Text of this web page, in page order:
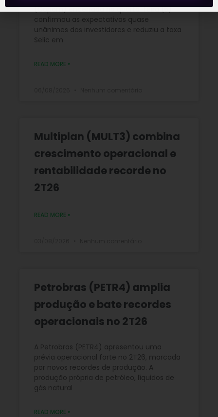
(Copom) encerrada na quarta-feira (5)
confirmou as expectativas quase
unânimes dos investidores e reduziu a taxa
Selic em
READ MORE »
Multiplan (MULT3) combina
crescimento operacional e
rentabilidade recorde no
2T26
READ MORE »
Petrobras (PETR4) amplia
produção e bate recordes
operacionais no 2T26
A Petrobras (PETR4) apresentou uma
prévia operacional forte no 2T26, marcada
por novos recordes de produção. A
produção própria de petróleo, líquidos de
gás natural
READ MORE »